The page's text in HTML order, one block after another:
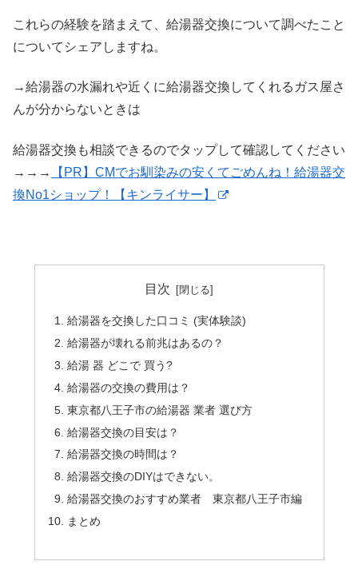
これらの経験を踏まえて、給湯器交換について調べたこと
についてシェアしますね。
→給湯器の水漏れや近くに給湯器交換してくれるガス屋さ
んが分からないときは
給湯器交換も相談できるのでタップして確認してください
→→→
【PR】CMでお馴染みの安くてごめんね！給湯器交
換No1ショップ！【キンライサー】
目次
給湯器を交換した口コミ (実体験談)
給湯器が壊れる前兆はあるの？
給湯 器 どこで 買う?
給湯器の交換の費用は？
東京都八王子市の給湯器 業者 選び方
給湯器交換の目安は？
給湯器交換の時間は？
給湯器交換のDIYはできない。
給湯器交換のおすすめ業者 東京都八王子市編
まとめ